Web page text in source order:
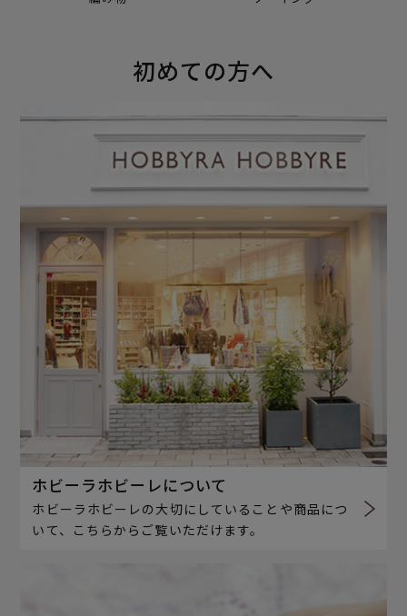
初めての方へ
ホビーラホビーレについて
ホビーラホビーレの大切にしていることや商品につ
いて、こちらからご覧いただけます。